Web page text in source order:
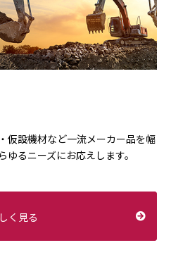
仮設機材など一流メーカー品を幅
るニーズにお応えします。
く見る